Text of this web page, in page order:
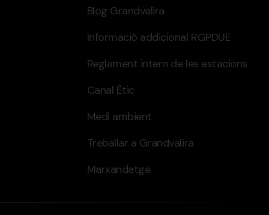
Blog Grandvalira
Informació addicional RGPDUE
Reglament intern de les estacions
Canal Ètic
Medi ambient
Treballar a Grandvalira
Marxandatge